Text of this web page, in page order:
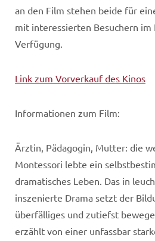
an den Film stehen beide für
mit interessierten Besuchern im
Verfügung.
Link zum Vorverkauf des Kinos
Informationen zum Film:
Ärztin, Pädagogin, Mutter: die
Montessori lebte ein
dramatisches Leben. Das in
inszenierte Drama setzt der
überfälliges und zutiefst
erzählt von einer unfassbar